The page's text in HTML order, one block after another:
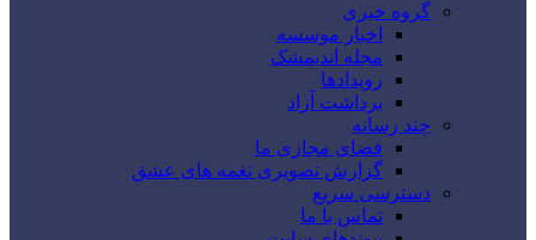
گروه خبری
اخبار موسسه
مجله اندیمشک
رویدادها
برداشت آزاد
چند رسانه
فضای مجازی ما
گزارش تصویری نغمه های عشق
دسترسی سریع
تماس با ما